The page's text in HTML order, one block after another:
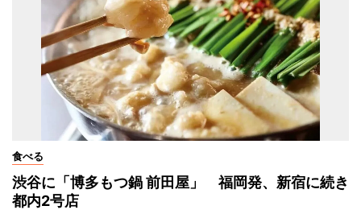
食べる
渋谷に「博多もつ鍋 前田屋」 福岡発、新宿に続き
都内2号店